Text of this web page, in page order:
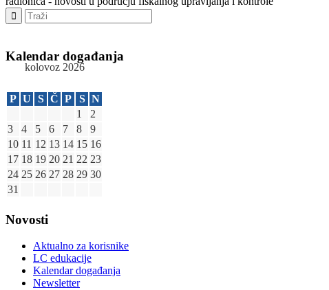
Kalendar događanja
kolovoz 2026
P U S Č P S N
1
2
3
4 5 6 7 8
9
10 11 12 13 14 15 16
17 18 19 20 21 22 23
24 25 26 27 28 29 30
31
Novosti
Aktualno za korisnike
LC edukacije
Kalendar događanja
Newsletter